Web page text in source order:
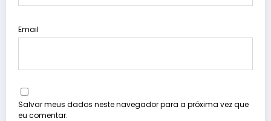
Email
Salvar meus dados neste navegador para a próxima vez que
eu comentar.